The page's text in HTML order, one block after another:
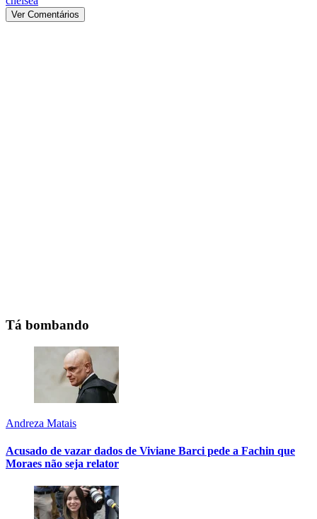
Ver Comentários
Tá bombando
Andreza Matais
Acusado de vazar dados de Viviane Barci pede a Fachin que
Moraes não seja relator